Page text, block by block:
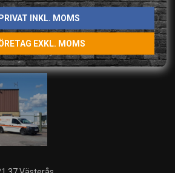
INKL. MOMS
EXKL. MOMS
rådgivning!
60
E-post:info@stillab.se